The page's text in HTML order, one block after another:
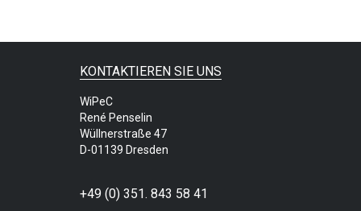
KONTAKTIEREN SIE UNS
WiPeC
René Penselin
Wüllnerstraße 47
D-01139 Dresden
+49 (0) 351. 843 58 41